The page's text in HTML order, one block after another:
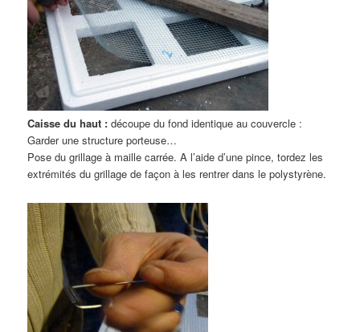
Caisse du haut : découpe du fond identique au couvercle :
Garder une structure porteuse…
Pose du grillage à maille carrée. A l’aide d’une pince, tordez les
extrémités du grillage de façon à les rentrer dans le polystyrène.